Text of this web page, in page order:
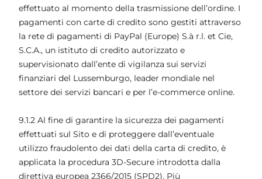
effettuato al momento della trasmissione dell’ordine. I
pagamenti con carte di credito sono gestiti attraverso
la rete di pagamenti di PayPal (Europe) S.à r.l. et Cie,
S.C.A., un istituto di credito autorizzato e
supervisionato dall’ente di vigilanza sui servizi
finanziari del Lussemburgo, leader mondiale nel
settore dei servizi bancari e per l’e-commerce online.
9.1.2 Al fine di garantire la sicurezza dei pagamenti
effettuati sul Sito e di proteggere dall’eventuale
utilizzo fraudolento dei dati della carta di credito, è
applicata la procedura 3D-Secure introdotta dalla
direttiva europea 2366/2015 (SPD2). Più